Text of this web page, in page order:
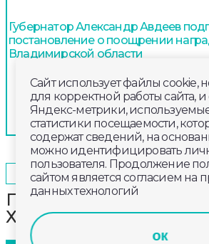
Губернатор Александр Авдеев
постановление о поощрении
Владимирской области
КУЛЬТУРА 2025-03-07
После пожара со свалки
Хрустальном вывозят
Сайт использует файлы cookie,
для корректной работы сайта,
Яндекс-метрики,
статистики посещаемости,
содержат сведений, на
можно идентифицировать
пользователя. Продолжение
сайтом является согласием на
данных технологий
ок